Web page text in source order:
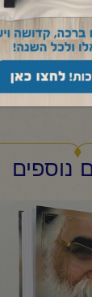
לסל
נוספים